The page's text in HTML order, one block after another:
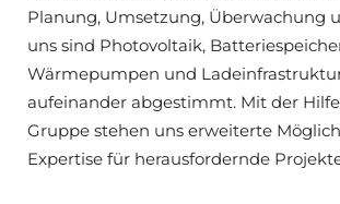
Planung, Umsetzung, Überwachung
uns sind Photovoltaik,
Wärmepumpen und
aufeinander abgestimmt. Mit der
Gruppe stehen uns erweiterte
Expertise für herausfordernde